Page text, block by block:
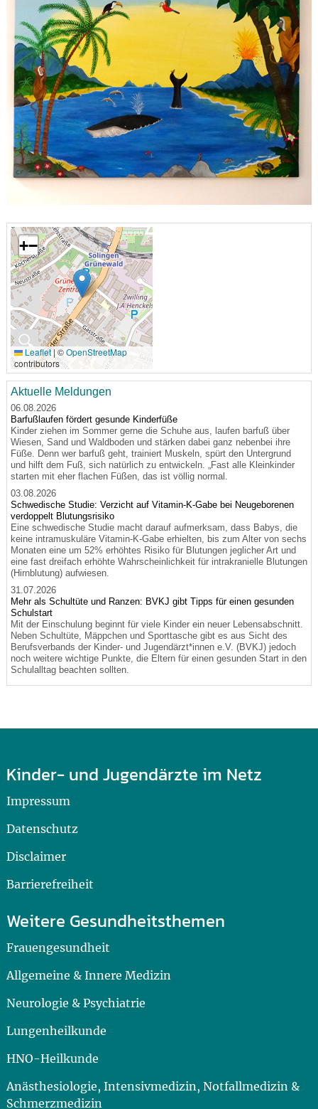
🔍
+−
Leaflet|©OpenStreetMap
contributors
Aktuelle Meldungen
06.08.2026
Barfußlaufen fördert gesunde Kinderfüße
Kinder ziehen im Sommer gerne die Schuhe aus, laufen barfuß über
Wiesen, Sand und Waldboden und stärken dabei ganz nebenbei ihre
Füße. Denn wer barfuß geht, trainiert Muskeln, spürt den Untergrund
und hilft dem Fuß, sich natürlich zu entwickeln. „Fast alle Kleinkinder
starten mit eher flachen Füßen, das ist völlig normal.
03.08.2026
Schwedische Studie: Verzicht auf Vitamin-K-Gabe bei Neugeborenen
verdoppelt Blutungsrisiko
Eine schwedische Studie macht darauf aufmerksam, dass Babys, die
keine intramuskuläre Vitamin-K-Gabe erhielten, bis zum Alter von sechs
Monaten eine um 52% erhöhtes Risiko für Blutungen jeglicher Art und
eine fast dreifach erhöhte Wahrscheinlichkeit für intrakranielle Blutungen
(Hirnblutung) aufwiesen.
31.07.2026
Mehr als Schultüte und Ranzen: BVKJ gibt Tipps für einen gesunden
Schulstart
Mit der Einschulung beginnt für viele Kinder ein neuer Lebensabschnitt.
Neben Schultüte, Mäppchen und Sporttasche gibt es aus Sicht des
Berufsverbands der Kinder- und Jugendärzt*innen e.V. (BVKJ) jedoch
noch weitere wichtige Punkte, die Eltern für einen gesunden Start in den
Schulalltag beachten sollten.
Kinder- und Jugendärzte im Netz
Impressum
Datenschutz
Disclaimer
Barrierefreiheit
Weitere Gesundheitsthemen
Frauengesundheit
Allgemeine & Innere Medizin
Neurologie & Psychiatrie
Lungenheilkunde
HNO-Heilkunde
Anästhesiologie, Intensivmedizin, Notfallmedizin &
Schmerzmedizin